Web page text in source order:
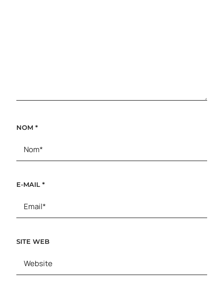
NOM *
E-MAIL *
SITE WEB